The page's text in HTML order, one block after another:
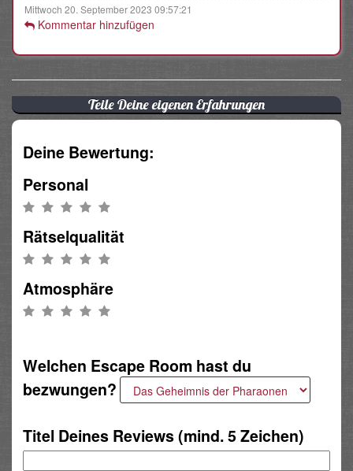
Mittwoch 20. September 2023 09:57:21
Kommentar hinzufügen
Teile Deine eigenen Erfahrungen
Deine Bewertung:
Personal
Rätselqualität
Atmosphäre
Welchen Escape Room hast du
bezwungen?
Titel Deines Reviews (mind. 5 Zeichen)